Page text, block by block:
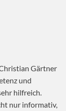
Gärtner
und
hilfreich.
nur informativ,